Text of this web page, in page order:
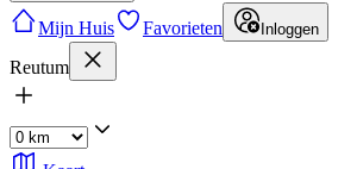
Mijn Huis Favorieten Inloggen
Reutum